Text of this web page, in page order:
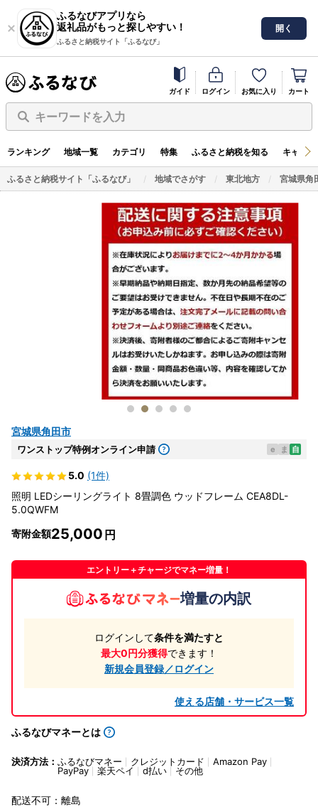
ふるなびアプリなら
返礼品がもっと探しやすい！
ふるさと納税サイト「ふるなび」
開く
ガイド ログイン お気に入り カート
キーワードを入力
ランキング 地域一覧 カテゴリ 特集 ふるさと納税を知る キャン
ふるさと納税サイト「ふるなび」 地域でさがす 東北地方 宮城県角
宮城県角田市
ワンストップ特例オンライン申請 e ま 自
5.0 (1件)
照明 LEDシーリングライト 8畳調色 ウッドフレーム CEA8DL-
5.0QWFM
寄附金額25,000
エントリー＋チャージでマネー増量！
増量の内訳
ログインして条件を満たすと
最大0円分獲得できます！
新規会員登録／ログイン
使える店舗・サービス一覧
ふるなびマネーとは
決済方法： ふるなびマネー クレジットカード
Amazon Pay
PayPay
楽天ペイ d払い その他
配送不可：離島